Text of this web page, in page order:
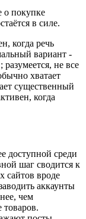
о покупке
в силе.
когда речь
вариант -
не все
хватает
существенный
когда
доступной среди
шаг сводится к
сайтов вроде
аккаунты
чем
товаров.